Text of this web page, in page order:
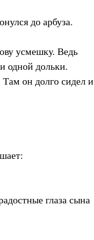
до арбуза.
усмешку. Ведь
одной дольки.
он долго сидел и
глаза сына